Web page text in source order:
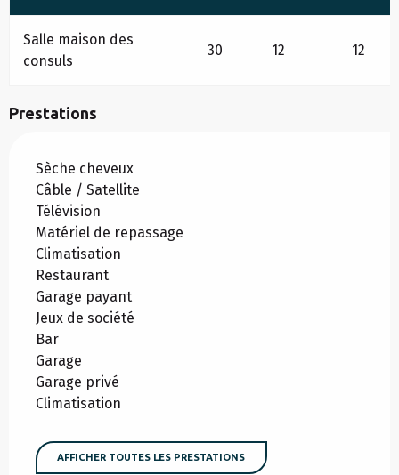
Salle maison des
consuls
30 12 12
Prestations
Sèche cheveux
Câble / Satellite
Télévision
Matériel de repassage
Climatisation
Restaurant
Garage payant
Jeux de société
Bar
Garage
Garage privé
Climatisation
AFFICHER TOUTES LES PRESTATIONS